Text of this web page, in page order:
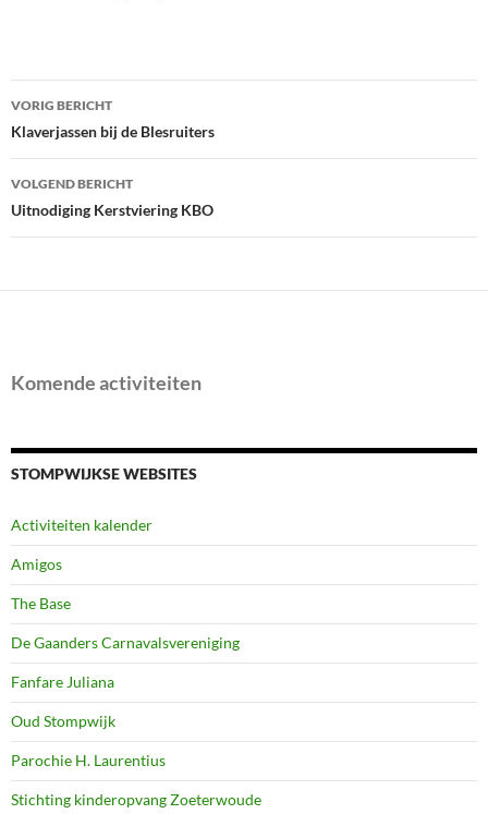
Bericht
navigatie
VORIG BERICHT
Klaverjassen bij de Blesruiters
VOLGEND BERICHT
Uitnodiging Kerstviering KBO
Komende activiteiten
STOMPWIJKSE WEBSITES
Activiteiten kalender
Amigos
The Base
De Gaanders Carnavalsvereniging
Fanfare Juliana
Oud Stompwijk
Parochie H. Laurentius
Stichting kinderopvang Zoeterwoude